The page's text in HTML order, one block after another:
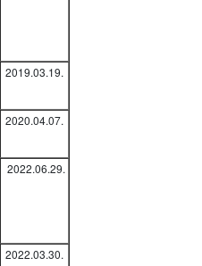
2019.03.19.
2020.04.07.
2022.06.29.
2022.03.30.